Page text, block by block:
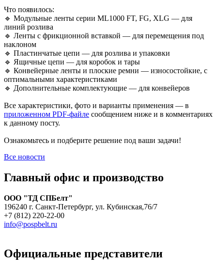
Что появилось:
🔹 Модульные ленты серии ML1000 FT, FG, XLG — для
линий розлива
🔹 Ленты с фрикционной вставкой — для перемещения под
наклоном
🔹 Пластинчатые цепи — для розлива и упаковки
🔹 Ящичные цепи — для коробок и тары
🔹 Конвейерные ленты и плоские ремни — износостойкие, с
оптимальными характеристиками
🔹 Дополнительные комплектующие — для конвейеров
Все характеристики, фото и варианты применения — в
приложенном PDF-файле сообщением ниже и в комментариях
к данному посту.
Ознакомьтесь и подберите решение под ваши задачи!
Все новости
Главный офис и производство
ООО "ТД СПБелт"
196240 г. Санкт-Петербург, ул. Кубинская,76/7
+7 (812) 220-22-00
info@pospbelt.ru
Официальные представители